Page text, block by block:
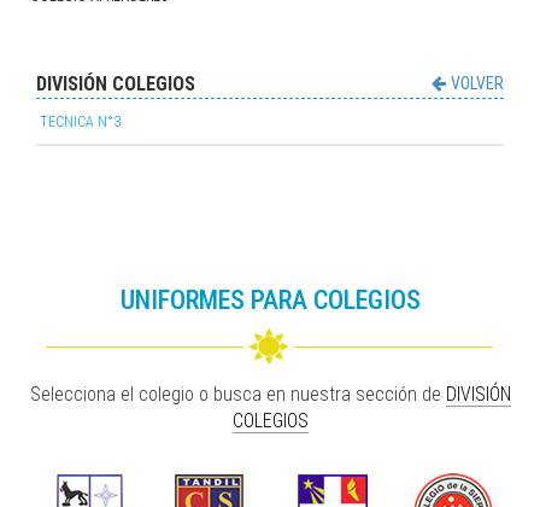
VOLVER
DIVISIÓN COLEGIOS
TECNICA N°3
UNIFORMES PARA COLEGIOS
Selecciona el colegio o busca en nuestra sección de DIVISIÓN
COLEGIOS